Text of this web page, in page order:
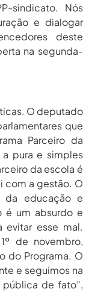
sindicato. Nós
e dialogar
deste
na segunda-
O deputado
que
Parceiro da
pura e simples
da escola é
com a gestão. O
da educação e
é um absurdo e
evitar esse mal.
de novembro,
do Programa. O
e seguimos na
de fato”,